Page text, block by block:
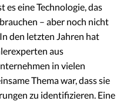
eine Technologie, das
– aber noch nicht
den letzten Jahren hat
aus
in vielen
Thema war, dass sie
zu identifizieren. Eine